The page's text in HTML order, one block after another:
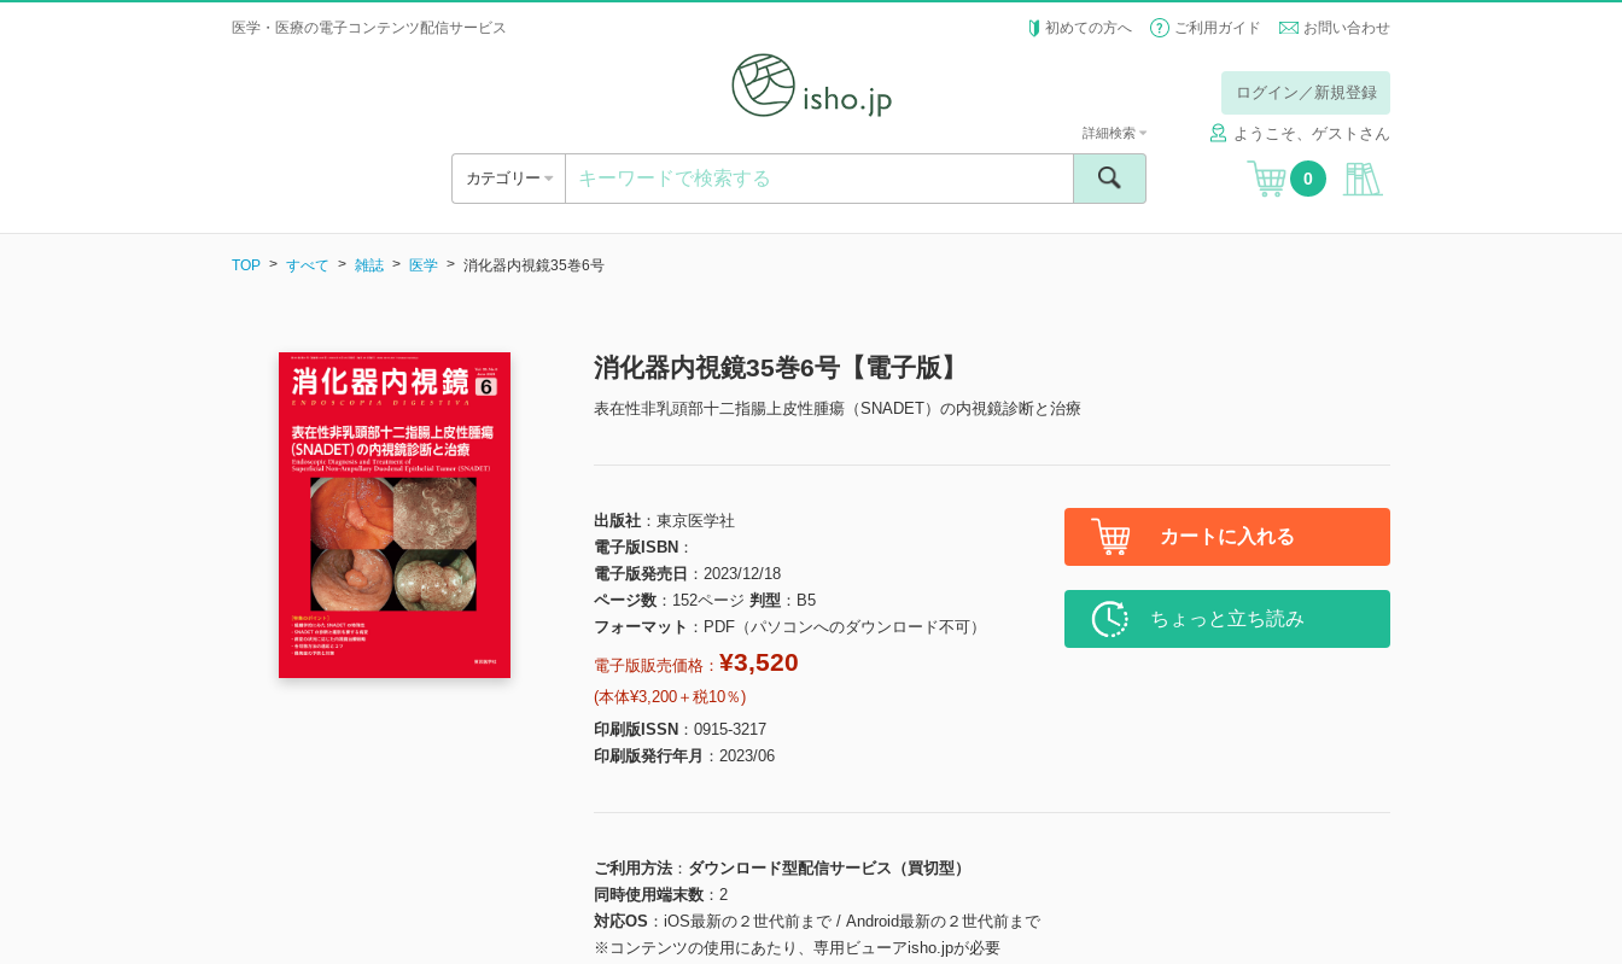
医学・医療の電子コンテンツ配信サービス 初めての方へ ご利用ガイド お問い合わせ
ログイン／新規登録
ようこそ、ゲストさん
カテゴリー
詳細検索
0
TOP すべて 雑誌 医学 消化器内視鏡35巻6号
消化器内視鏡35巻6号【電子版】
表在性非乳頭部十二指腸上皮性腫瘍（SNADET）の内視鏡診断と治療
出版社
東京医学社
電子版ISBN
電子版発売日
2023/12/18
ページ数
152ページ 判型
B5
フォーマット
PDF（パソコンへのダウンロード不可）
電子版販売価格： ¥3,520
(本体¥3,200＋税10％)
印刷版ISSN
0915-3217
印刷版発行年月
2023/06
カートに入れる
ちょっと立ち読み
ご利用方法
ダウンロード型配信サービス（買切型）
同時使用端末数
2
対応OS
iOS最新の２世代前まで / Android最新の２世代前まで
※コンテンツの使用にあたり、専用ビューアisho.jpが必要